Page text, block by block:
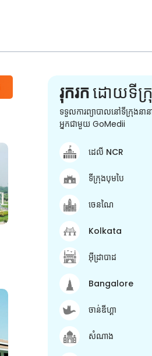
រុករកដោយទីក្
ទទួលការព្យាបាលនៅទីក្រុងនា
អ្នកជាមួយ GoMedii
ដេលី NCR
ទីក្រុងបុមបៃ
ចេនណៃ
Kolkata
អ៊ីដ្រាបាដ
Bangalore
ចាន់ឌីហ្គា
សំណាង